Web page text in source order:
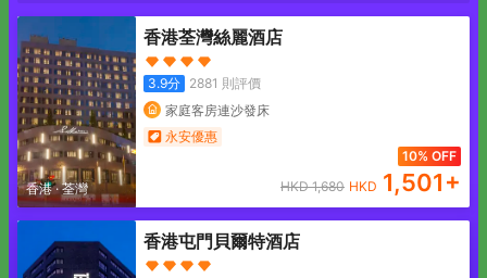
香港·荃灣
香港荃灣絲麗酒店
3.9分 2881 則評價
家庭客房連沙發床
永安優惠
10% OFF
HKD1,680 HKD 1,501+
香港屯門貝爾特酒店